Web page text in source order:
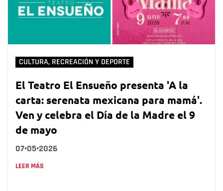
CULTURA, RECREACIÓN Y DEPORTE
El Teatro El Ensueño presenta 'A la
carta: serenata mexicana para mamá'.
Ven y celebra el Día de la Madre el 9
de mayo
07•05•2026
LEER MÁS